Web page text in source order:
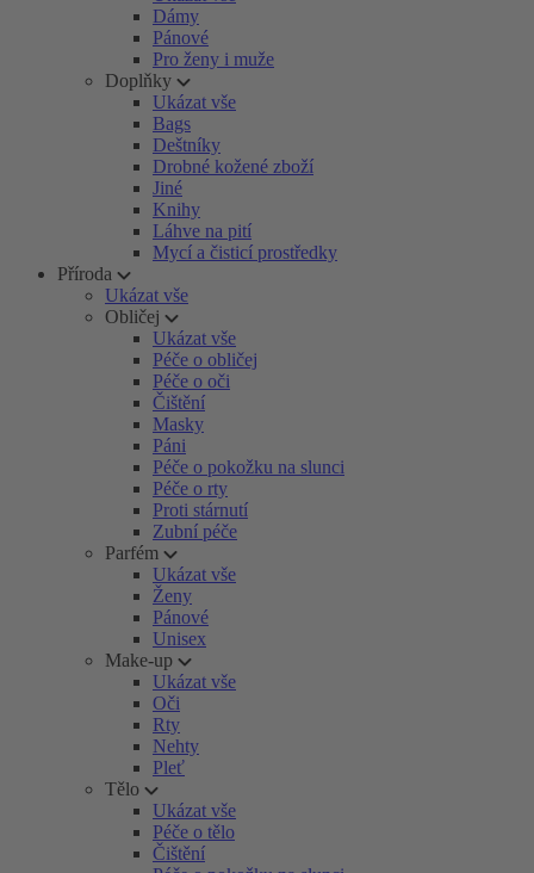
Dámy
Pánové
Pro ženy i muže
Doplňky
Ukázat vše
Bags
Deštníky
Drobné kožené zboží
Jiné
Knihy
Láhve na pití
Mycí a čisticí prostředky
Příroda
Ukázat vše
Obličej
Ukázat vše
Péče o obličej
Péče o oči
Čištění
Masky
Páni
Péče o pokožku na slunci
Péče o rty
Proti stárnutí
Zubní péče
Parfém
Ukázat vše
Ženy
Pánové
Unisex
Make-up
Ukázat vše
Oči
Rty
Nehty
Pleť
Tělo
Ukázat vše
Péče o tělo
Čištění